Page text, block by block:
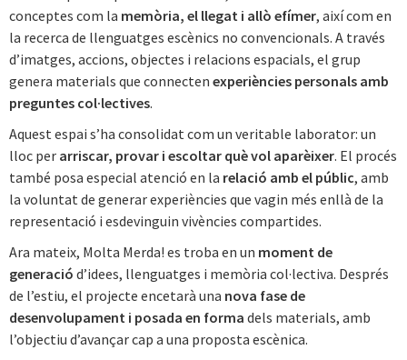
conceptes com la memòria, el llegat i allò efímer, així com en
la recerca de llenguatges escènics no convencionals. A través
d’imatges, accions, objectes i relacions espacials, el grup
genera materials que connecten experiències personals amb
preguntes col·lectives.
Aquest espai s’ha consolidat com un veritable laborator: un
lloc per arriscar, provar i escoltar què vol aparèixer. El procés
també posa especial atenció en la relació amb el públic, amb
la voluntat de generar experiències que vagin més enllà de la
representació i esdevinguin vivències compartides.
Ara mateix, Molta Merda! es troba en un moment de
generació d’idees, llenguatges i memòria col·lectiva. Després
de l’estiu, el projecte encetarà una nova fase de
desenvolupament i posada en forma dels materials, amb
l’objectiu d’avançar cap a una proposta escènica.